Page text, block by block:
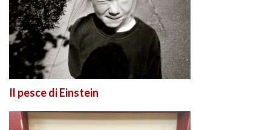
Il pesce di Einstein